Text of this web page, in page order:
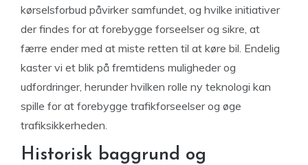
kørselsforbud påvirker samfundet, og hvilke initiativer
der findes for at forebygge forseelser og sikre, at
færre ender med at miste retten til at køre bil. Endelig
kaster vi et blik på fremtidens muligheder og
udfordringer, herunder hvilken rolle ny teknologi kan
spille for at forebygge trafikforseelser og øge
trafiksikkerheden.
Historisk baggrund og